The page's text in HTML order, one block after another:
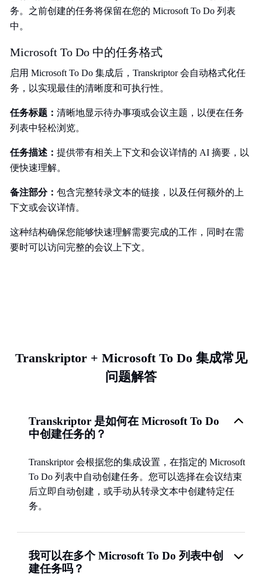
务。之前创建的任务将保留在您的 Microsoft To Do 列表
中。
Microsoft To Do 中的任务格式
启用 Microsoft To Do 集成后，Transkriptor 会自动格式化任
务，以实现最佳的清晰度和可执行性。
任务标题： 清晰地显示待办事项或会议主题，以便在任务
列表中轻松浏览。
任务描述： 提供带有相关上下文和会议详情的 AI 摘要，以
便快速理解。
备注部分： 包含完整转录文本的链接，以及任何额外的上
下文或会议详情。
这种结构确保您能够快速理解需要完成的工作，同时在需
要时可以访问完整的会议上下文。
Transkriptor + Microsoft To Do 集成常见
问题解答
Transkriptor 是如何在 Microsoft To Do
中创建任务的？
Transkriptor 会根据您的集成设置，在指定的 Microsoft
To Do 列表中自动创建任务。您可以选择在会议结束
后立即自动创建，或手动从转录文本中创建特定任
务。
我可以在多个 Microsoft To Do 列表中创
建任务吗？